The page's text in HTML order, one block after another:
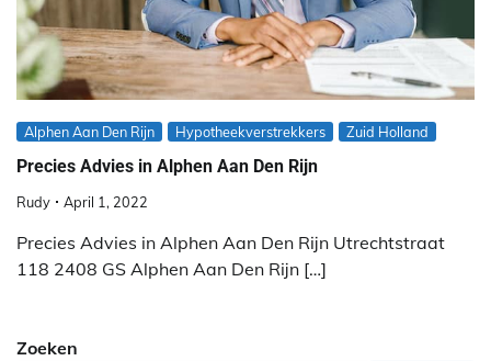
Alphen Aan Den Rijn Hypotheekverstrekkers Zuid Holland
Precies Advies in Alphen Aan Den Rijn
Rudy April 1, 2022
Precies Advies in Alphen Aan Den Rijn Utrechtstraat
118 2408 GS Alphen Aan Den Rijn […]
Zoeken